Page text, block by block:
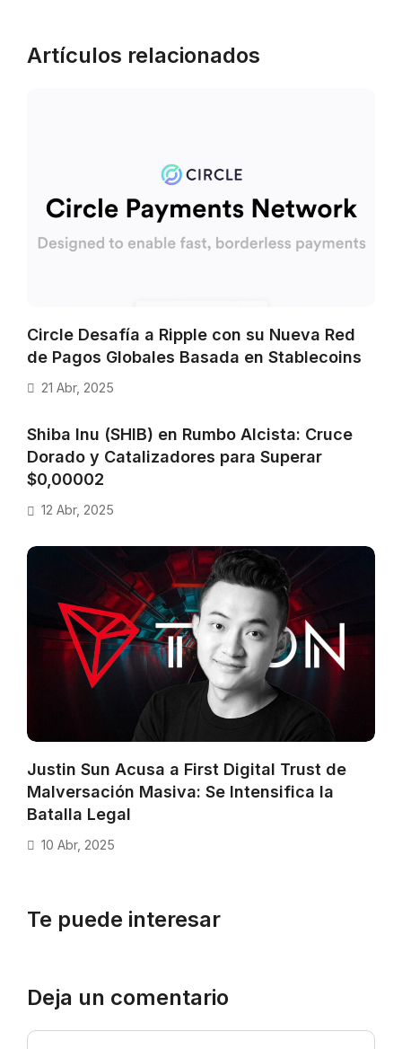
Artículos relacionados
Circle Desafía a Ripple con su Nueva Red
de Pagos Globales Basada en Stablecoins
21 Abr, 2025
Shiba Inu (SHIB) en Rumbo Alcista: Cruce
Dorado y Catalizadores para Superar
$0,00002
12 Abr, 2025
Justin Sun Acusa a First Digital Trust de
Malversación Masiva: Se Intensifica la
Batalla Legal
10 Abr, 2025
Te puede interesar
Deja un comentario
Comentario